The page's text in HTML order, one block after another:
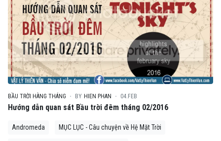
BẦU TRỜI HÀNG THÁNG BY HIEN PHAN 04.FEB
Hướng dẫn quan sát Bầu trời đêm tháng 02/2016
Andromeda MỤC LỤC - Câu chuyện về Hệ Mặt Trời